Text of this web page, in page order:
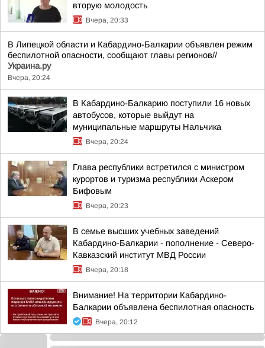
вторую молодость
Вчера, 20:33
В Липецкой области и Кабардино-Балкарии объявлен режим
беспилотной опасности, сообщают главы регионов//
Украина.ру
Вчера, 20:24
В Кабардино-Балкарию поступили 16 новых
автобусов, которые выйдут на
муниципальные маршруты Нальчика
Вчера, 20:24
Глава республики встретился с министром
курортов и туризма республики Аскером
Бифовым
Вчера, 20:23
В семье высших учебных заведений
Кабардино-Балкарии - пополнение - Северо-
Кавказский институт МВД России
Вчера, 20:18
Внимание! На территории Кабардино-
Балкарии объявлена беспилотная опасность
Вчера, 20:12